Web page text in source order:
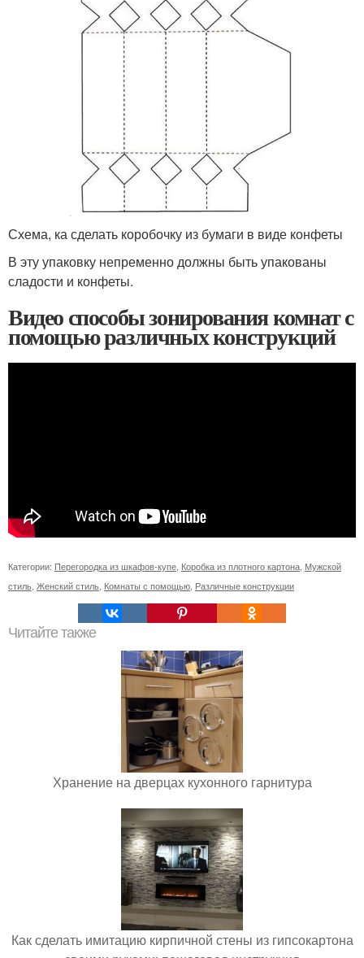
Схема, ка сделать коробочку из бумаги в виде конфеты
В эту упаковку непременно должны быть упакованы
сладости и конфеты.
Видео способы зонирования комнат с
помощью различных конструкций
Категории: Перегородка из шкафов-купе Коробка из плотного картона Мужской
стиль Женский стиль Комнаты с помощью Различные конструкции
Читайте также
Хранение на дверцах кухонного гарнитура
Как сделать имитацию кирпичной стены из гипсокартона